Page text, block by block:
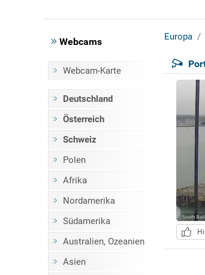
Webcams
Webcam-Karte
Deutschland
Österreich
Schweiz
Polen
Afrika
Nordamerika
Südamerika
Australien, Ozeanien
Asien
Europa